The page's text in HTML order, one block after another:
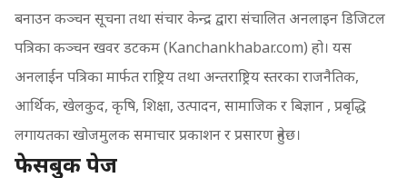
बनाउन कञ्चन सूचना तथा संचार केन्द्र द्वारा संचालित अनलाइन डिजिटल
पत्रिका कञ्चन खवर डटकम (Kanchankhabar.com) हो। यस
अनलाईन पत्रिका मार्फत राष्ट्रिय तथा अन्तराष्ट्रिय स्तरका राजनैतिक,
आर्थिक, खेलकुद, कृषि, शिक्षा, उत्पादन, सामाजिक र बिज्ञान , प्रबृद्धि
लगायतका खोजमुलक समाचार प्रकाशन र प्रसारण हुनेछ।
फेसबुक पेज